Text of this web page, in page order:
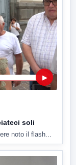
▶
soli
noto il flash...